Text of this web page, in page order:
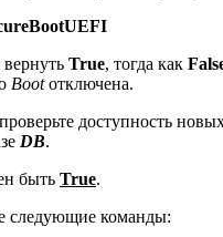
True, тогда как
Bootотключена.
доступность
DB.
быть True.
следующие команды: